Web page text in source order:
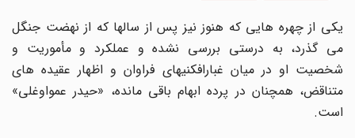
یکی از چهره هایی که هنوز نیز پس از سالها که از نهضت جنگل
می گذرد، به درستی بررسی نشده و عملکرد و مأموریت و
شخصیت او در میان غبارافکنیهای فراوان و اظهار عقیده های
متناقض، همچنان در پرده ابهام باقی مانده، «حیدر عمواوغلی»
است.